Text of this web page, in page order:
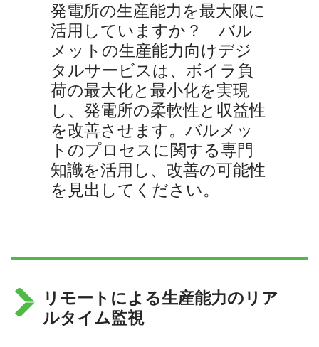
発電所の生産能力を最大限に
活用していますか？ バル
メットの生産能力向けデジ
タルサービスは、ボイラ負
荷の最大化と最小化を実現
し、発電所の柔軟性と収益性
を改善させます。バルメッ
トのプロセスに関する専門
知識を活用し、改善の可能性
を見出してください。
リモートによる生産能力のリア
ルタイム監視